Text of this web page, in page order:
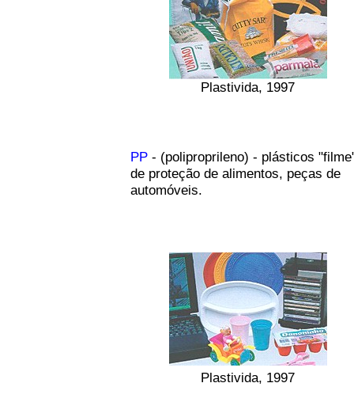
Plastivida, 1997
PP- (poliproprileno) - plásticos
de proteção de alimentos, peças de
automóveis.
Plastivida, 1997